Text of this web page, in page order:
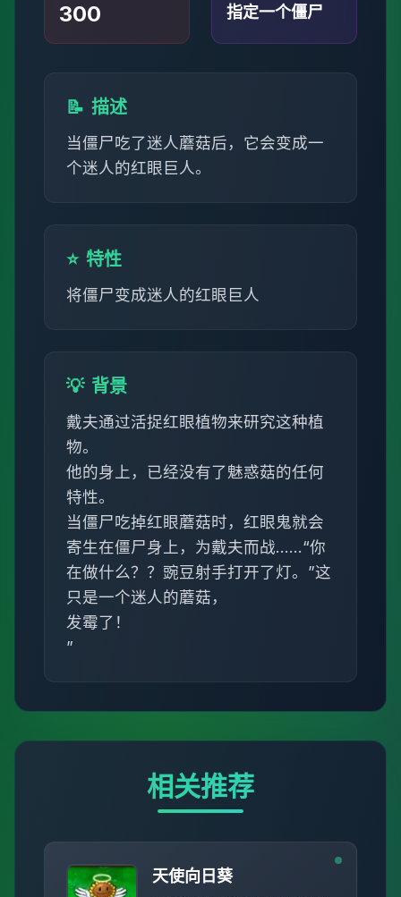
300 指定一个僵尸
📝 描述
当僵尸吃了迷人蘑菇后，它会变成一
个迷人的红眼巨人。
⭐ 特性
将僵尸变成迷人的红眼巨人
💡 背景
戴夫通过活捉红眼植物来研究这种植
物。
他的身上，已经没有了魅惑菇的任何
特性。
当僵尸吃掉红眼蘑菇时，红眼鬼就会
寄生在僵尸身上，为戴夫而战……“你
在做什么？？豌豆射手打开了灯。”这
只是一个迷人的蘑菇，
发霉了！
”
相关推荐
天使向日葵